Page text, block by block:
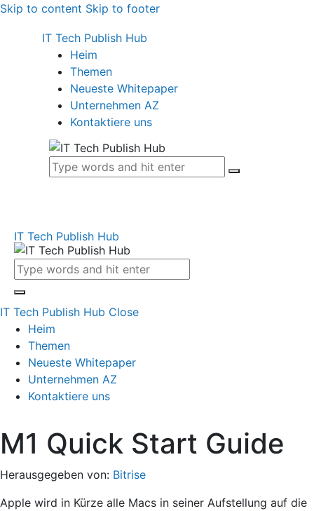
Skip to content Skip to footer
IT Tech Publish Hub
Heim
Themen
Neueste Whitepaper
Unternehmen AZ
Kontaktiere uns
IT Tech Publish Hub
IT Tech Publish Hub Close
Heim
Themen
Neueste Whitepaper
Unternehmen AZ
Kontaktiere uns
M1 Quick Start Guide
Herausgegeben von: Bitrise
Apple wird in Kürze alle Macs in seiner Aufstellung auf die